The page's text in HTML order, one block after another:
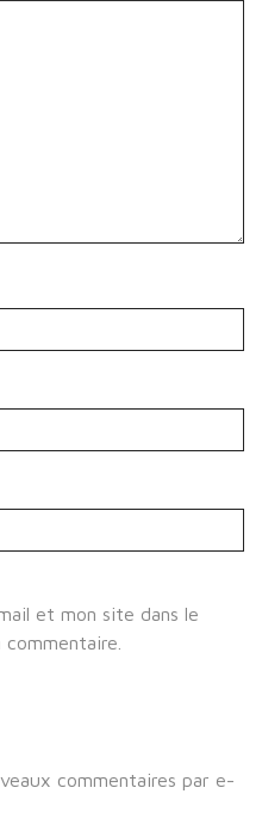
et mon site dans le
commentaires par e-